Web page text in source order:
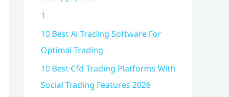
1
10 Best Ai Trading Software For
Optimal Trading
10 Best Cfd Trading Platforms With
Social Trading Features 2026